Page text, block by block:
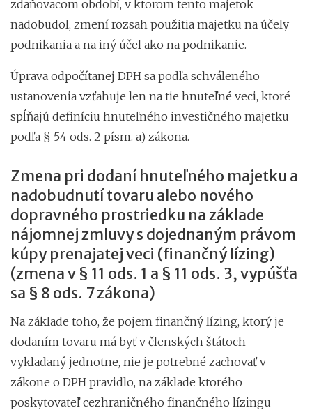
zdaňovacom období, v ktorom tento majetok
nadobudol, zmení rozsah použitia majetku na účely
podnikania a na iný účel ako na podnikanie.
Úprava odpočítanej DPH sa podľa schváleného
ustanovenia vzťahuje len na tie hnuteľné veci, ktoré
spĺňajú definíciu hnuteľného investičného majetku
podľa § 54 ods. 2 písm. a) zákona.
Zmena pri dodaní hnuteľného majetku a
nadobudnutí tovaru alebo nového
dopravného prostriedku na základe
nájomnej zmluvy s dojednaným právom
kúpy prenajatej veci (finančný lízing)
(zmena v § 11 ods. 1 a § 11 ods. 3, vypúšťa
sa § 8 ods. 7 zákona)
Na základe toho, že pojem finančný lízing, ktorý je
dodaním tovaru má byť v členských štátoch
vykladaný jednotne, nie je potrebné zachovať v
zákone o DPH pravidlo, na základe ktorého
poskytovateľ cezhraničného finančného lízingu